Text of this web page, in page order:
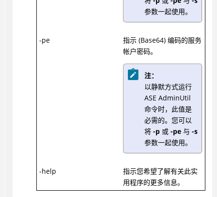
参数一起使用。
-pe
指示 (Base64) 编码的服务
帐户密码。
注：
以静默方式运行
ASE AdminUtil
命令时，此值是
必需的。您可以
将 -p或 -pe与 -s
参数一起使用。
-help
指示您希望了解有关此实
用程序的更多信息。